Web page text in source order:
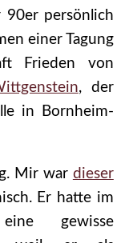
90er persönlich
einer Tagung
Frieden von
, der
in Bornheim-
Mir war dieser
Er hatte im
gewisse